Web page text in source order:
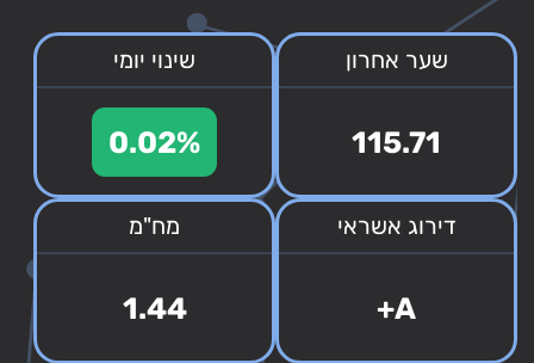
שער אחרון
115.71
שינוי יומי
0.02%
דירוג אשראי
A+
מח"מ
1.44